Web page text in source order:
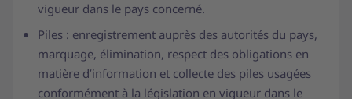
vigueur dans le pays concerné.
Piles : enregistrement auprès des autorités du pays,
marquage, élimination, respect des obligations en
matière d’information et collecte des piles usagées
conformément à la législation en vigueur dans le